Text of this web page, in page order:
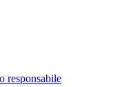
responsabile